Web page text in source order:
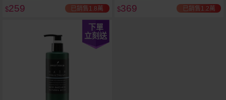
$259 已銷售1.8萬 $369 已銷售1.2萬
下單
立刻送